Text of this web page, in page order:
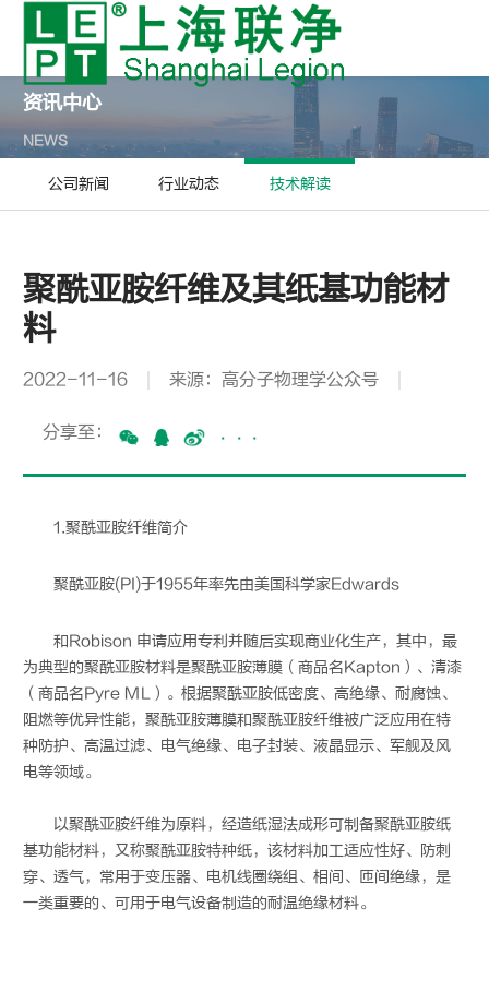
资讯中心
NEWS
公司新闻 行业动态 技术解读
聚酰亚胺纤维及其纸基功能材
料
2022-11-16 来源：高分子物理学公众号
分享至： ···
1.聚酰亚胺纤维简介
聚酰亚胺(PI)于1955年率先由美国科学家Edwards
和Robison 申请应用专利并随后实现商业化生产，其中，最
为典型的聚酰亚胺材料是聚酰亚胺薄膜（商品名Kapton）、清漆
（商品名Pyre ML）。根据聚酰亚胺低密度、高绝缘、耐腐蚀、
阻燃等优异性能，聚酰亚胺薄膜和聚酰亚胺纤维被广泛应用在特
种防护、高温过滤、电气绝缘、电子封装、液晶显示、军舰及风
电等领域。
以聚酰亚胺纤维为原料，经造纸湿法成形可制备聚酰亚胺纸
基功能材料，又称聚酰亚胺特种纸，该材料加工适应性好、防刺
穿、透气，常用于变压器、电机线圈绕组、相间、匝间绝缘，是
一类重要的、可用于电气设备制造的耐温绝缘材料。